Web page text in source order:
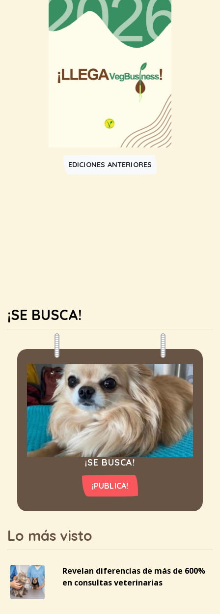
EDICIONES ANTERIORES
¡SE BUSCA!
¡SE BUSCA!
¡PUBLICA!
Lo más visto
Revelan diferencias de más de 600%
en consultas veterinarias